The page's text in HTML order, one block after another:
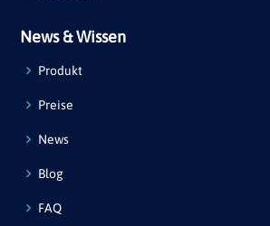
News & Wissen
Produkt
Preise
News
Blog
FAQ